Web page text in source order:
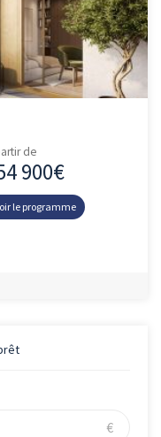
de
900€
le programme
€